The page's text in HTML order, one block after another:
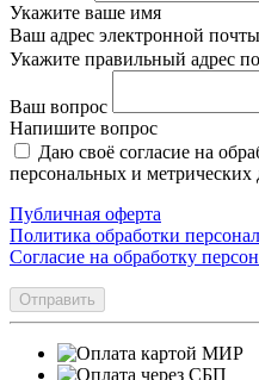
Укажите ваше имя
Ваш адрес электронной почты
Укажите правильный адрес
Ваш вопрос
Напишите вопрос
Даю своё согласие на
персональных и
Публичная оферта
Политика обработки
Согласие на обработку
Отправить